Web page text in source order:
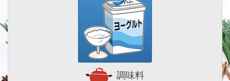
調味料